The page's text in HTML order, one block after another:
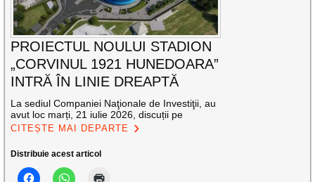
PROIECTUL NOULUI STADION
„CORVINUL 1921 HUNEDOARA”
INTRĂ ÎN LINIE DREAPTĂ
La sediul Companiei Naţionale de Investiţii, au
avut loc marți, 21 iulie 2026, discuții pe
CITEȘTE MAI DEPARTE
Distribuie acest articol